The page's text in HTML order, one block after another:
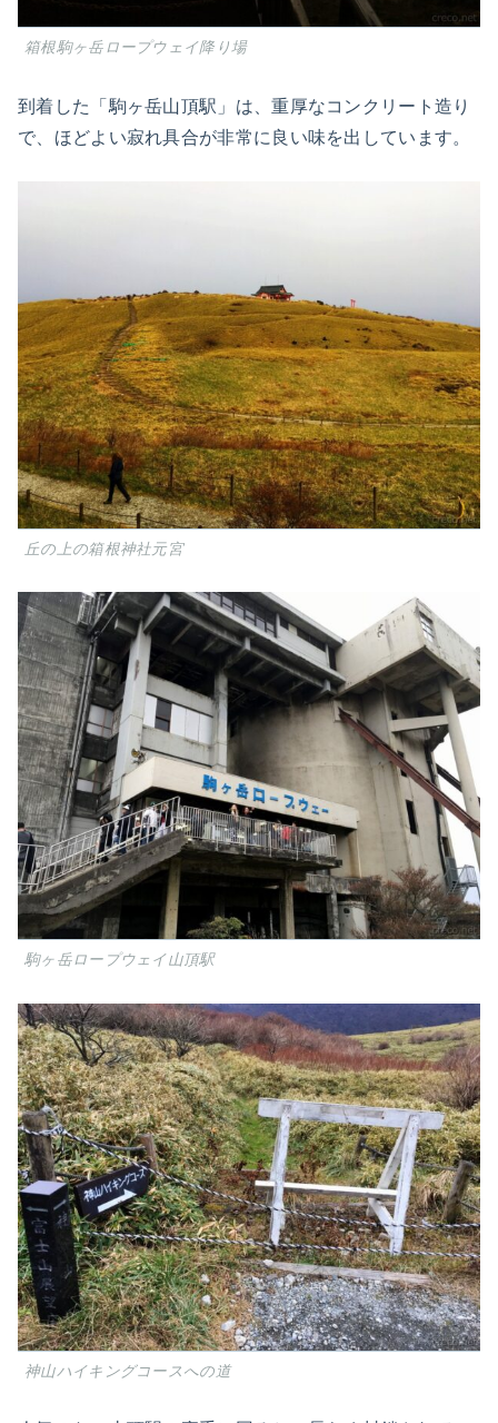
箱根駒ヶ岳ロープウェイ降り場
到着した「駒ヶ岳山頂駅」は、重厚なコンクリート造り
で、ほどよい寂れ具合が非常に良い味を出しています。
丘の上の箱根神社元宮
駒ヶ岳ロープウェイ山頂駅
神山ハイキングコースへの道